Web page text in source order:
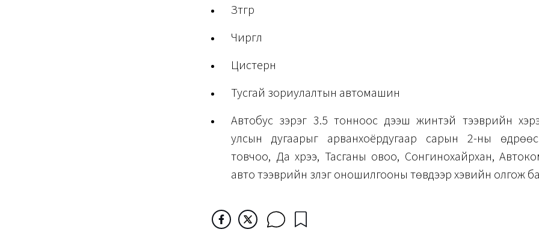
Зүтгүүр
Чиргүүл
Цистерн
Тусгай зориулалтын автомашин
Автобус зэрэг 3.5 тонноос дээш жинтэй тээврийн
улсын дугаарыг арванхоёрдугаар сарын 2-ны
товчоо, Да хүрээ, Тасганы овоо, Сонгинохайрхан,
авто тээврийн үзлэг оношилгооны төвүүдээр хэвийн олгож